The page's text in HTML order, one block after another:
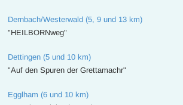
Dernbach/Westerwald (5, 9 und 13 km)
"HEILBORNweg"
Dettingen (5 und 10 km)
"Auf den Spuren der Grettamachr"
Egglham (6 und 10 km)